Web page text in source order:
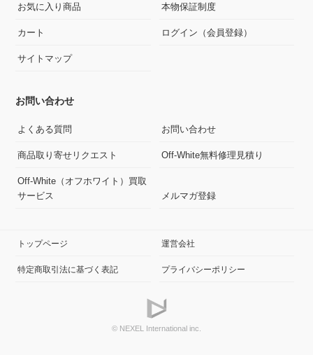
お気に入り商品 本物保証制度
カート ログイン（会員登録）
サイトマップ
お問い合わせ
よくある質問 お問い合わせ
商品取り寄せリクエスト Off-White無料修理見積り
Off-White（オフホワイト）買取
サービス
メルマガ登録
トップページ 運営会社
特定商取引法に基づく表記 プライバシーポリシー
© NEXEL International inc.